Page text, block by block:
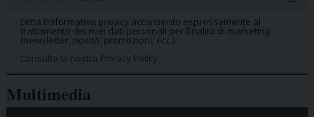
Letta l’informativa privacy acconsento espressamente al
trattamento dei miei dati personali per finalità di marketing
(newsletter, novità, promozioni, ecc.).
Consulta la nostra Privacy Policy.
Multimedia